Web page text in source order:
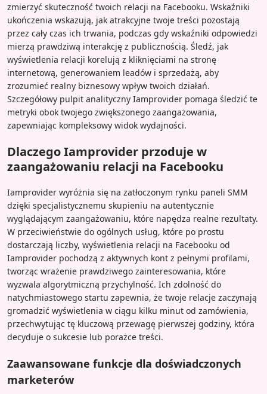
zmierzyć skuteczność twoich relacji na Facebooku. Wskaźniki
ukończenia wskazują, jak atrakcyjne twoje treści pozostają
przez cały czas ich trwania, podczas gdy wskaźniki odpowiedzi
mierzą prawdziwą interakcję z publicznością. Śledź, jak
wyświetlenia relacji korelują z kliknięciami na stronę
internetową, generowaniem leadów i sprzedażą, aby
zrozumieć realny biznesowy wpływ twoich działań.
Szczegółowy pulpit analityczny Iamprovider pomaga śledzić te
metryki obok twojego zwiększonego zaangażowania,
zapewniając kompleksowy widok wydajności.
Dlaczego Iamprovider przoduje w
zaangażowaniu relacji na Facebooku
Iamprovider wyróżnia się na zatłoczonym rynku paneli SMM
dzięki specjalistycznemu skupieniu na autentycznie
wyglądającym zaangażowaniu, które napędza realne rezultaty.
W przeciwieństwie do ogólnych usług, które po prostu
dostarczają liczby, wyświetlenia relacji na Facebooku od
Iamprovider pochodzą z aktywnych kont z pełnymi profilami,
tworząc wrażenie prawdziwego zainteresowania, które
wyzwala algorytmiczną przychylność. Ich zdolność do
natychmiastowego startu zapewnia, że twoje relacje zaczynają
gromadzić wyświetlenia w ciągu kilku minut od zamówienia,
przechwytując tę kluczową przewagę pierwszej godziny, która
decyduje o sukcesie lub porażce treści.
Zaawansowane funkcje dla doświadczonych
marketerów